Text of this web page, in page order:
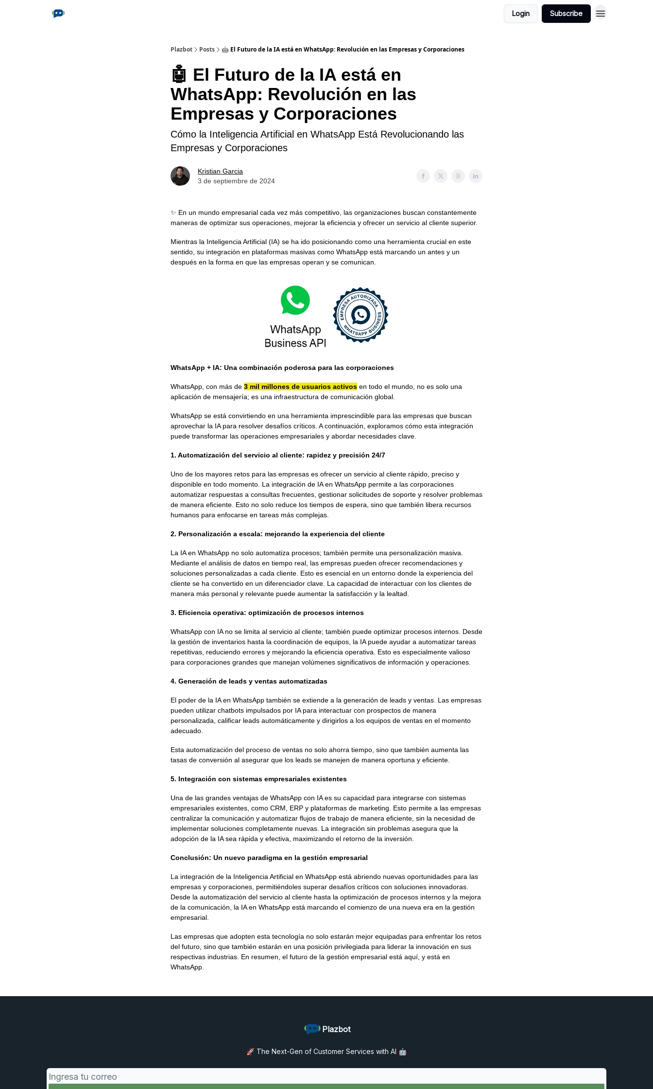
Login Subscribe
Plazbot Posts 🤖 El Futuro de la IA está en WhatsApp: Revolución en las Empresas y Corporaciones
🤖 El Futuro de la IA está en
WhatsApp: Revolución en las
Empresas y Corporaciones
Cómo la Inteligencia Artificial en WhatsApp Está Revolucionando las
Empresas y Corporaciones
Kristian Garcia
3 de septiembre de 2024
✨ En un mundo empresarial cada vez más competitivo, las organizaciones buscan constantemente
maneras de optimizar sus operaciones, mejorar la eficiencia y ofrecer un servicio al cliente superior.
Mientras la Inteligencia Artificial (IA) se ha ido posicionando como una herramienta crucial en este
sentido, su integración en plataformas masivas como WhatsApp está marcando un antes y un
después en la forma en que las empresas operan y se comunican.
WhatsApp + IA: Una combinación poderosa para las corporaciones
WhatsApp, con más de 3 mil millones de usuarios activos en todo el mundo, no es solo una
aplicación de mensajería; es una infraestructura de comunicación global.
WhatsApp se está convirtiendo en una herramienta imprescindible para las empresas que buscan
aprovechar la IA para resolver desafíos críticos. A continuación, exploramos cómo esta integración
puede transformar las operaciones empresariales y abordar necesidades clave.
1. Automatización del servicio al cliente: rapidez y precisión 24/7
Uno de los mayores retos para las empresas es ofrecer un servicio al cliente rápido, preciso y
disponible en todo momento. La integración de IA en WhatsApp permite a las corporaciones
automatizar respuestas a consultas frecuentes, gestionar solicitudes de soporte y resolver problemas
de manera eficiente. Esto no solo reduce los tiempos de espera, sino que también libera recursos
humanos para enfocarse en tareas más complejas.
2. Personalización a escala: mejorando la experiencia del cliente
La IA en WhatsApp no solo automatiza procesos; también permite una personalización masiva.
Mediante el análisis de datos en tiempo real, las empresas pueden ofrecer recomendaciones y
soluciones personalizadas a cada cliente. Esto es esencial en un entorno donde la experiencia del
cliente se ha convertido en un diferenciador clave. La capacidad de interactuar con los clientes de
manera más personal y relevante puede aumentar la satisfacción y la lealtad.
3. Eficiencia operativa: optimización de procesos internos
WhatsApp con IA no se limita al servicio al cliente; también puede optimizar procesos internos. Desde
la gestión de inventarios hasta la coordinación de equipos, la IA puede ayudar a automatizar tareas
repetitivas, reduciendo errores y mejorando la eficiencia operativa. Esto es especialmente valioso
para corporaciones grandes que manejan volúmenes significativos de información y operaciones.
4. Generación de leads y ventas automatizadas
El poder de la IA en WhatsApp también se extiende a la generación de leads y ventas. Las empresas
pueden utilizar chatbots impulsados por IA para interactuar con prospectos de manera
personalizada, calificar leads automáticamente y dirigirlos a los equipos de ventas en el momento
adecuado.
Esta automatización del proceso de ventas no solo ahorra tiempo, sino que también aumenta las
tasas de conversión al asegurar que los leads se manejen de manera oportuna y eficiente.
5. Integración con sistemas empresariales existentes
Una de las grandes ventajas de WhatsApp con IA es su capacidad para integrarse con sistemas
empresariales existentes, como CRM, ERP y plataformas de marketing. Esto permite a las empresas
centralizar la comunicación y automatizar flujos de trabajo de manera eficiente, sin la necesidad de
implementar soluciones completamente nuevas. La integración sin problemas asegura que la
adopción de la IA sea rápida y efectiva, maximizando el retorno de la inversión.
Conclusión: Un nuevo paradigma en la gestión empresarial
La integración de la Inteligencia Artificial en WhatsApp está abriendo nuevas oportunidades para las
empresas y corporaciones, permitiéndoles superar desafíos críticos con soluciones innovadoras.
Desde la automatización del servicio al cliente hasta la optimización de procesos internos y la mejora
de la comunicación, la IA en WhatsApp está marcando el comienzo de una nueva era en la gestión
empresarial.
Las empresas que adopten esta tecnología no solo estarán mejor equipadas para enfrentar los retos
del futuro, sino que también estarán en una posición privilegiada para liderar la innovación en sus
respectivas industrias. En resumen, el futuro de la gestión empresarial está aquí, y está en
WhatsApp.
Plazbot
🚀 The Next-Gen of Customer Services with AI 🤖